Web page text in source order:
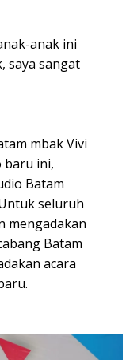
anak ini
saya sangat
mbak Vivi
baru ini,
Batam
seluruh
mengadakan
Batam
acara